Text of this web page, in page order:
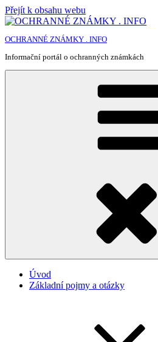
Přejít k obsahu webu
OCHRANNÉ ZNÁMKY . INFO
Informační portál o ochranných známkách
Úvod
Základní pojmy a otázky